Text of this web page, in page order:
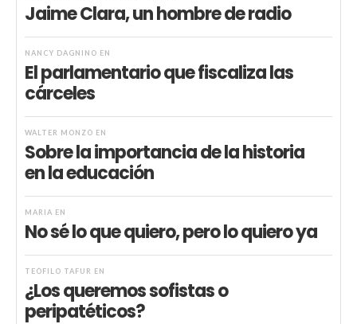
Jaime Clara, un hombre de radio
NANCY DAGNINO EN
El parlamentario que fiscaliza las
cárceles
WALTER MONZÓ EN
Sobre la importancia de la historia
en la educación
MARIA EN
No sé lo que quiero, pero lo quiero ya
TEÓFILO TAFUR EN
¿Los queremos sofistas o
peripatéticos?